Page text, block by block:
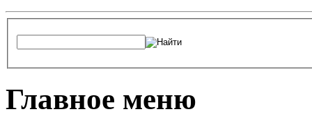
Главное меню